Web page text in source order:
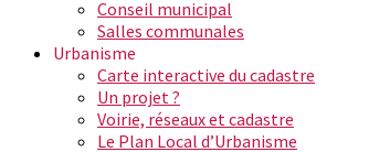
Conseil municipal
Salles communales
Urbanisme
Carte interactive du cadastre
Un projet ?
Voirie, réseaux et cadastre
Le Plan Local d’Urbanisme